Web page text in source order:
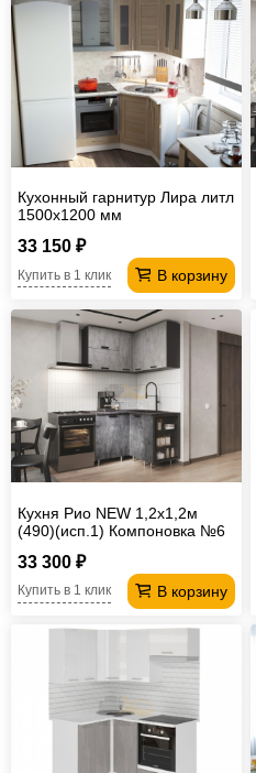
Кухонный гарнитур Лира литл
1500х1200 мм
33 150 ₽
В корзину
Купить в 1 клик
Кухня Рио NEW 1,2х1,2м
(490)(исп.1) Компоновка №6
темный, Графит
33 300 ₽
В корзину
Купить в 1 клик